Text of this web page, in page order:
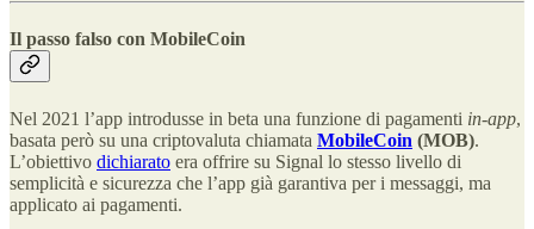
Il passo falso con MobileCoin
Nel 2021 l’app introdusse in beta una funzione di pagamenti in-app,
basata però su una criptovaluta chiamata MobileCoin (MOB).
L’obiettivo dichiarato era offrire su Signal lo stesso livello di
semplicità e sicurezza che l’app già garantiva per i messaggi, ma
applicato ai pagamenti.